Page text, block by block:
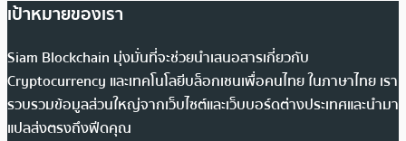
เป้าหมายของเรา
Siam Blockchain มุ่งมั่นที่จะช่วยนำเสนอสารเกี่ยวกับ
Cryptocurrency และเทคโนโลยีบล็อกเชนเพื่อคนไทย ในภาษาไทย เรา
รวบรวมข้อมูลส่วนใหญ่จากเว็บไซต์และเว็บบอร์ดต่างประเทศและนำมา
แปลส่งตรงถึงฟีดคุณ